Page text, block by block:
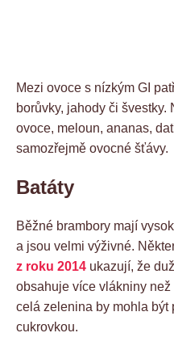
Mezi ovoce s nízkým GI
borůvky, jahody či švestky.
ovoce, meloun, ananas,
samozřejmě ovocné šťávy.
Batáty
Běžné brambory mají
a jsou velmi výživné.
z roku 2014 ukazují, že
obsahuje více vlákniny
celá zelenina by mohla být
cukrovkou.